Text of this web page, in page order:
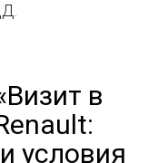
в
условия